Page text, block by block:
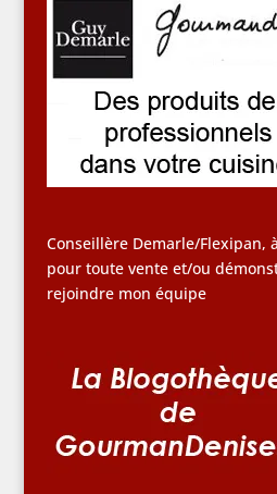
Conseillère Demarle/Flexipan,
pour toute vente et/ou
rejoindre mon équipe